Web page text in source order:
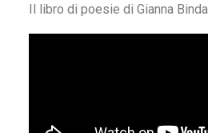
Il libro di poesie di Gianna Binda